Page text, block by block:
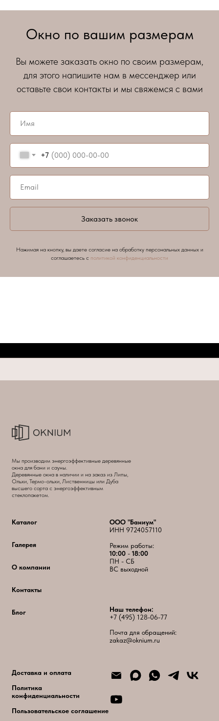
Окно по вашим размерам
Вы можете заказать окно по своим размерам,
для этого напишите нам в мессенджер или
оставьте свои контакты и мы свяжемся с вами
+7
Заказать звонок
Нажимая на кнопку, вы даете согласие на обработку персональных данных и
соглашаетесь c политикой конфиденциальности
Мы производим энергоэффективные деревянные
окна для бани и сауны.
Деревянные окна в наличии и на заказ из Липы,
Ольхи, Термо-ольхи, Лиственницы или Дуба
высшего сорта с энергоэффективным
стеклопакетом.
Каталог
Галерея
О компании
Контакты
Блог
ООО "Баниум"
ИНН 9724057110
Режим работы:
10:00 - 18:00
ПН - СБ
ВС выходной
Наш телефон:
+7 (495) 128-06-77
Почта для обращений:
zakaz@oknium.ru
Доставка и оплата
Политика
конфиденциальности
Пользовательское соглашение